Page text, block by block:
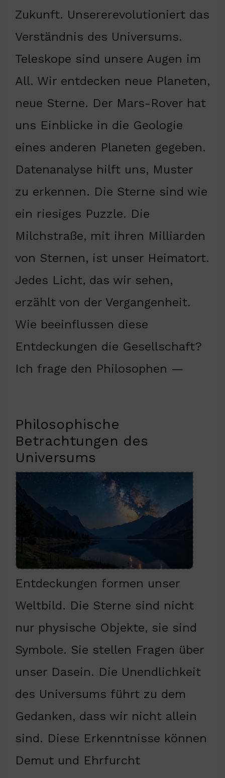
Zukunft. Unsererevolutioniert das
Verständnis des Universums.
Teleskope sind unsere Augen im
All. Wir entdecken neue Planeten,
neue Sterne. Der Mars-Rover hat
uns Einblicke in die Geologie
eines anderen Planeten gegeben.
Datenanalyse hilft uns, Muster
zu erkennen. Die Sterne sind wie
ein riesiges Puzzle. Die
Milchstraße, mit ihren Milliarden
von Sternen, ist unser Heimatort.
Jedes Licht, das wir sehen,
erzählt von der Vergangenheit.
Wie beeinflussen diese
Entdeckungen die Gesellschaft?
Ich frage den Philosophen —
Philosophische
Betrachtungen des
Universums
Entdeckungen formen unser
Weltbild. Die Sterne sind nicht
nur physische Objekte, sie sind
Symbole. Sie stellen Fragen über
unser Dasein. Die Unendlichkeit
des Universums führt zu dem
Gedanken, dass wir nicht allein
sind. Diese Erkenntnisse können
Demut und Ehrfurcht